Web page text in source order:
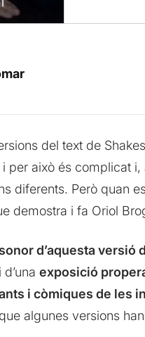
del text de
per això és complicat
diferents. Però quan
demostra i fa Oriol
d’aquesta
exposició
i còmiques de les
algunes versions